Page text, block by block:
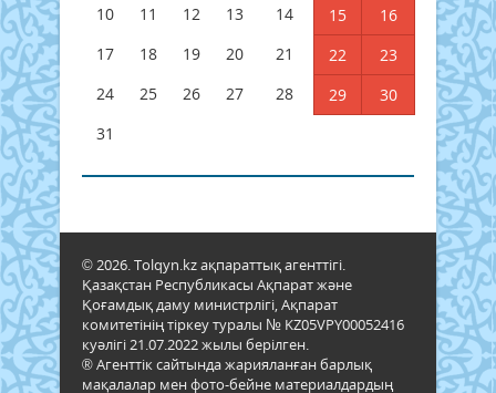
10
11 12 13 14 15
16
17
18 19 20 21 22
23
24
25 26 27 28 29
30
31
© 2026. Tolqyn.kz ақпараттық агенттігі.
Қазақстан Республикасы Ақпарат және
Қоғамдық даму министрлігі, Ақпарат
комитетінің тіркеу туралы № KZ05VPY00052416
куәлігі 21.07.2022 жылы берілген.
® Агенттік сайтында жарияланған барлық
мақалалар мен фото-бейне материалдардың